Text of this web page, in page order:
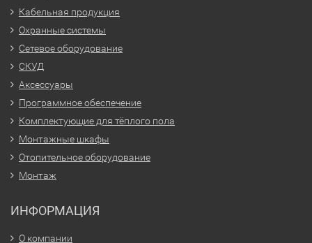
Кабельная продукция
Охранные системы
Сетевое оборудование
СКУД
Аксессуары
Программное обеспечение
Комплектующие для тёплого пола
Монтажные шкафы
Отопительное оборудование
Монтаж
ИНФОРМАЦИЯ
О компании